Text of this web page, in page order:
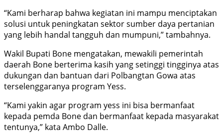
“Kami berharap bahwa kegiatan ini mampu menciptakan
solusi untuk peningkatan sektor sumber daya pertanian
yang lebih handal tangguh dan mumpuni,” tambahnya.
Wakil Bupati Bone mengatakan, mewakili pemerintah
daerah Bone berterima kasih yang setinggi tingginya atas
dukungan dan bantuan dari Polbangtan Gowa atas
terselenggaranya program Yess.
“Kami yakin agar program yess ini bisa bermanfaat
kepada pemda Bone dan bermanfaat kepada masyarakat
tentunya,” kata Ambo Dalle.